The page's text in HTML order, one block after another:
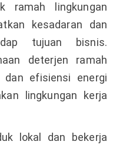
ramah lingkungan
kesadaran dan
tujuan bisnis.
deterjen ramah
dan efisiensi energi
lingkungan kerja
lokal dan bekerja